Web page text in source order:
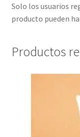
Solo los usuarios
producto pueden
Productos